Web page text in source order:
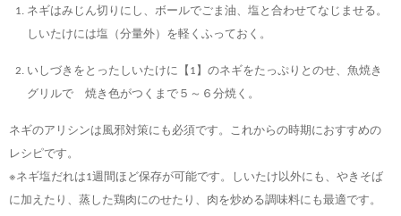
ネギはみじん切りにし、ボールでごま油、塩と合わせてなじませる。
しいたけには塩（分量外）を軽くふっておく。
いしづきをとったしいたけに【1】のネギをたっぷりとのせ、魚焼き
グリルで 焼き色がつくまで５～６分焼く。
ネギのアリシンは風邪対策にも必須です。これからの時期におすすめの
レシピです。
※ネギ塩だれは1週間ほど保存が可能です。しいたけ以外にも、やきそば
に加えたり、蒸した鶏肉にのせたり、肉を炒める調味料にも最適です。